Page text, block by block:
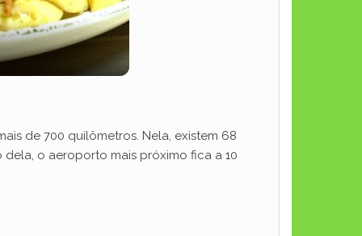
de 700 quilômetros. Nela, existem 68
o aeroporto mais próximo fica a 10